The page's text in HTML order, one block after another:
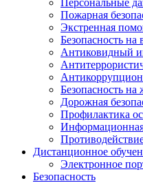
Персональные
Пожарная
Экстренная
Безопасность на
Антиковидный
Безопасность на
Дорожная
Профилактика
Информационная
Дистанционное
Электронное
Безопасность